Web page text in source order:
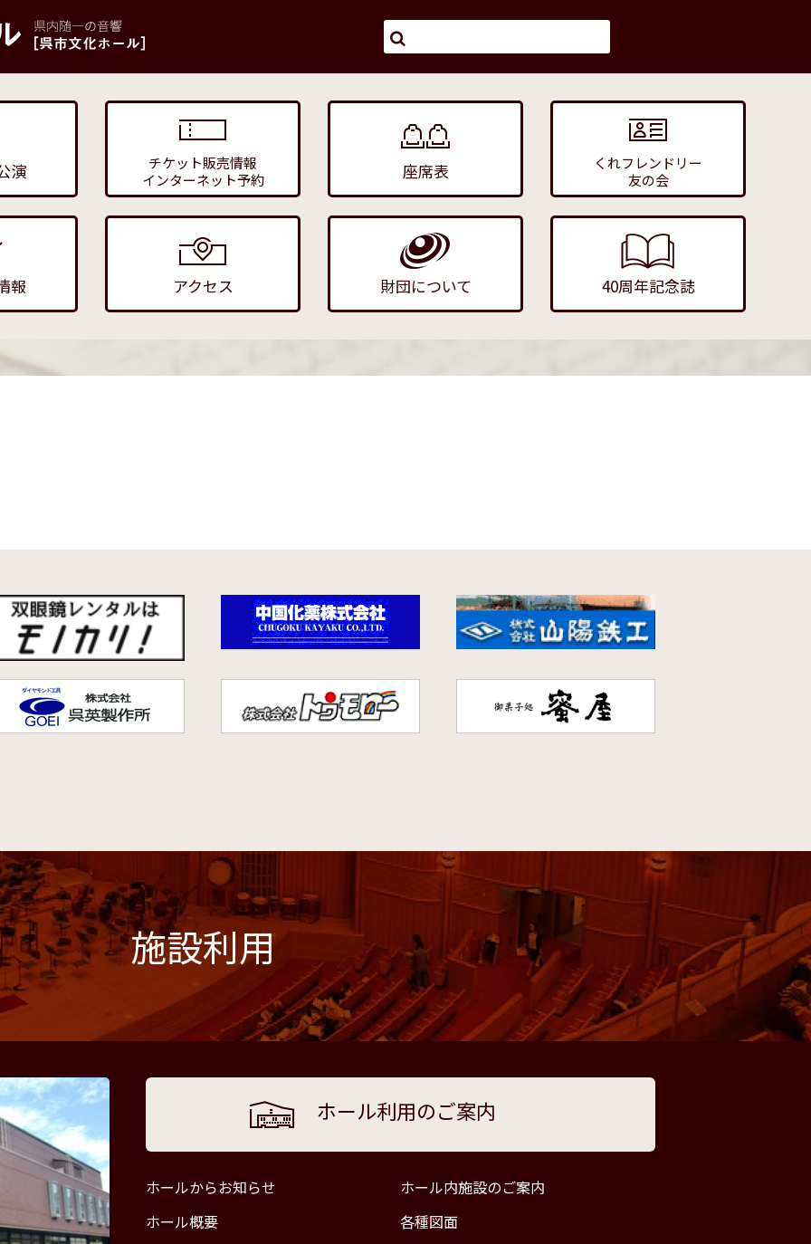
演
チケット販売情報
インターネット予約
座席表
くれフレンドリー
友の会
報 アクセス 財団について 40周年記念誌
施設利用
ホール利用のご案内
ホールからお知らせ
ホール内施設のご案内
ホール概要
各種図面